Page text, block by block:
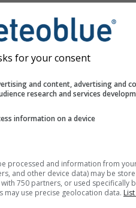
Rosa de los ventos
for your consent
and content, advertising and
research and services
information on a device
processed and information from
and other device data) may be
750 partners, or used specifically
may use precise geolocation data.